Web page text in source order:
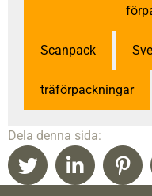
Scanpack
träförpackningar
Dela denna sida: